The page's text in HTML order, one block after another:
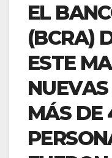
EL
(BCRA)
ESTE
MÁS DE